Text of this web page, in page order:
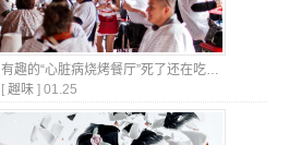
有趣的“心脏病烧烤餐厅”死了还在吃…
[ 趣味 ] 01.25